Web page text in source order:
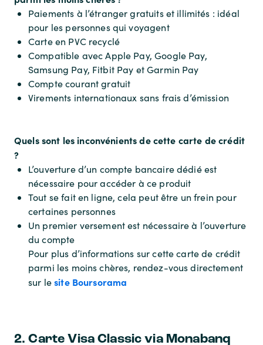
Paiements à l’étranger gratuits et illimités : idéal
pour les personnes qui voyagent
Carte en PVC recyclé
Compatible avec Apple Pay, Google Pay,
Samsung Pay, Fitbit Pay et Garmin Pay
Compte courant gratuit
Virements internationaux sans frais d’émission
Quels sont les inconvénients de cette carte de crédit
?
L’ouverture d’un compte bancaire dédié est
nécessaire pour accéder à ce produit
Tout se fait en ligne, cela peut être un frein pour
certaines personnes
Un premier versement est nécessaire à l’ouverture
du compte
Pour plus d’informations sur cette carte de crédit
parmi les moins chères, rendez-vous directement
sur lesite Boursorama
2. Carte Visa Classic via Monabanq